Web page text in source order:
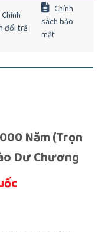
Chính
đổi trả
Chính
sách bảo
mật
Năm (Trọn
Dư Chương